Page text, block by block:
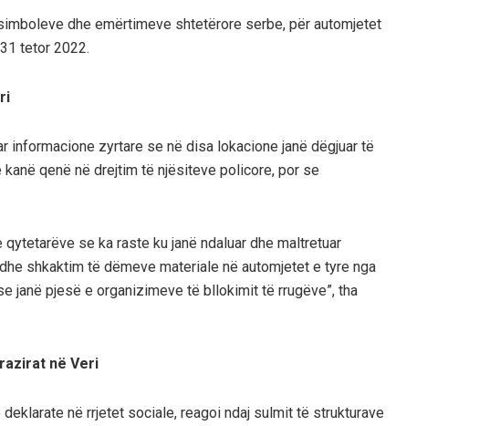
dhe emërtimeve shtetërore serbe, për automjetet
tetor 2022.
informacione zyrtare se në disa lokacione janë dëgjuar të
qenë në drejtim të njësiteve policore, por se
se ka raste ku janë ndaluar dhe maltretuar
shkaktim të dëmeve materiale në automjetet e tyre nga
janë pjesë e organizimeve të bllokimit të rrugëve”, tha
në Veri
në rrjetet sociale, reagoi ndaj sulmit të strukturave